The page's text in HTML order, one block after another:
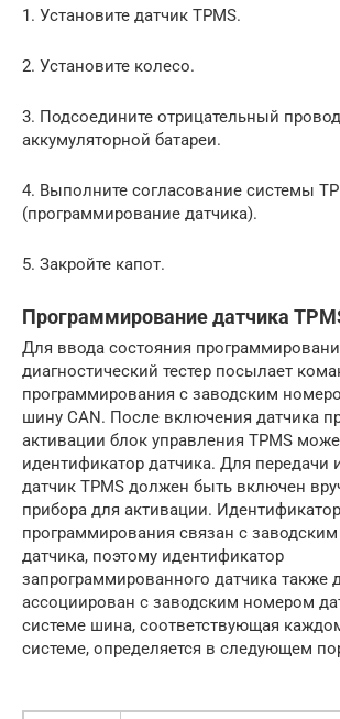
1. Установите датчик TPMS.
2. Установите колесо.
3. Подсоедините отрицательный провод
аккумуляторной батареи.
4. Выполните согласование системы
(программирование датчика).
5. Закройте капот.
Программирование датчика
Для ввода состояния
диагностический тестер посылает
программирования с заводским
шину CAN. После включения датчика
активации блок управления TPMS
идентификатор датчика. Для передачи
датчик TPMS должен быть включен
прибора для активации. Идентификатор
программирования связан с
датчика, поэтому идентификатор
запрограммированного датчика также
ассоциирован с заводским номером
системе шина, соответствующая
системе, определяется в следующем